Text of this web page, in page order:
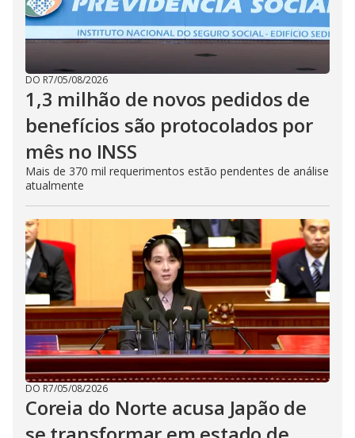
DO R7/05/08/2026
1,3 milhão de novos pedidos de
benefícios são protocolados por
mês no INSS
Mais de 370 mil requerimentos estão pendentes de análise
atualmente
DO R7/05/08/2026
Coreia do Norte acusa Japão de